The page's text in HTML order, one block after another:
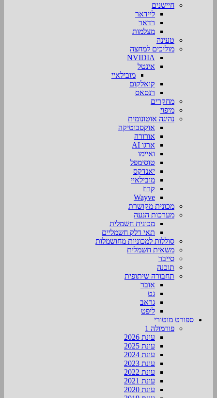
חיישנים
ליידאר
רדאר
מצלמות
טעינה
מוליכים למחצה
NVIDIA
אינטל
מובילאיי
קואלקום
רנסאס
מחקרים
מיפוי
נהיגה אוטונומית
אוקסבוטיקה
אורורה
ארגו AI
ואיימו
טוסימפל
יאנדקס
מובילאיי
קרוז
Wayve
מכונית מקושרת
מערכות הנעה
מכונית חשמלית
תאי דלק חשמליים
סוללות למכוניות מחושמלות
משאית חשמלית
סייבר
תוכנה
תחבורה שיתופית
אובר
גט
גראב
ליפט
ספורט מוטורי
פורמולה 1
עונת 2026
עונת 2025
עונת 2024
עונת 2023
עונת 2022
עונת 2021
עונת 2020